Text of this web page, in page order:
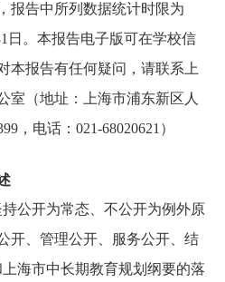
报告中所列数据统计时限为
日 。 本报告电子版可在学校信
本报告有任何疑问，请联系上
室（地址：上海市浦东新区人
，电话： 021-68020621 ）
公开为常态、不公开为例外原
开、管理公开、服务公开、结
海市中长期教育规划纲要的落